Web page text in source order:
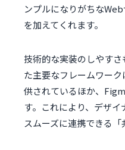
ンプルになりがちな
を加えてくれます。
技術的な実装のしやす
た主要なフレームワー
供されているほか、
す。これにより、デザ
スムーズに連携できる「